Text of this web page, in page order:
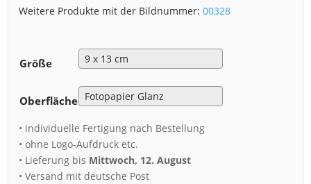
Weitere Produkte mit der Bildnummer:00328
Größe
Oberfläche
• individuelle Fertigung nach Bestellung
• ohne Logo-Aufdruck etc.
• Lieferung bis Mittwoch, 12. August
• Versand mit deutsche Post